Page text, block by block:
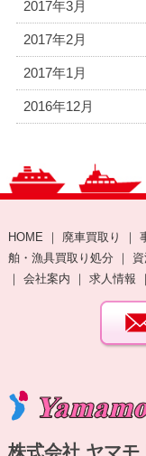
2017年3月
2017年2月
2017年1月
2016年12月
HOME ｜ 廃車買取り ｜
舶・漁具買取り処分 ｜
｜ 会社案内 ｜ 求人情報
株式会社 ヤマモ